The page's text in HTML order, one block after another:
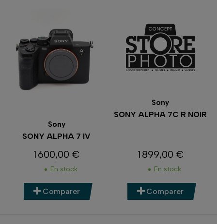
Sony
SONY ALPHA 7 IV
Prix
1 600,00 €
En stock
Comparer
Sony
SONY ALPHA 7C R NOIR
Prix
1 899,00 €
En stock
Comparer